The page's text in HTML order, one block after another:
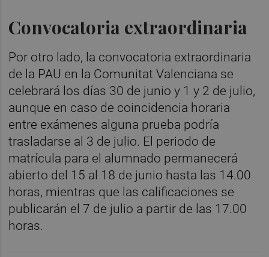
Convocatoria extraordinaria
Por otro lado, la convocatoria extraordinaria
de la PAU en la Comunitat Valenciana se
celebrará los días 30 de junio y 1 y 2 de julio,
aunque en caso de coincidencia horaria
entre exámenes alguna prueba podría
trasladarse al 3 de julio. El periodo de
matrícula para el alumnado permanecerá
abierto del 15 al 18 de junio hasta las 14.00
horas, mientras que las calificaciones se
publicarán el 7 de julio a partir de las 17.00
horas.